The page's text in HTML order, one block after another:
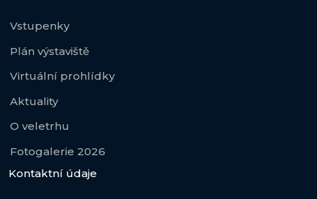
Vstupenky
Plán výstaviště
Virtuální prohlídky
Aktuality
O veletrhu
Fotogalerie 2026
Kontaktní údaje